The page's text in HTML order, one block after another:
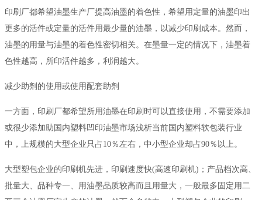
印刷厂都希望油墨生产厂提高油墨的着色性，希望用定量的油墨印出
更多的活件或定量的活件用最少量的油墨，以减少印刷成本。然而，
油墨的用量与油墨的着色性密切相关。在墨量一定的情况下，油墨着
色性越高，所印活件越多，利润越大。
减少助剂的使用或使用配套助剂
一方面，印刷厂都希望所用油墨在印刷时可以直接使用，不需要添加
或很少添加助国内塑料凹印油墨市场浅析当前国内塑料软包装行业
中，上规模的大型企业只占10％左右，中小型企业却占90％以上。
大型塑包企业的印刷机先进，印刷速度快(高速印刷机)；产品档次高、
批量大、品种专一、用油墨品质较高而且用量大，一般最多固定用二